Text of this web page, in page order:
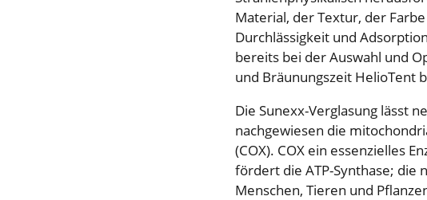
Material, der Textur, der
Durchlässigkeit und
bereits bei der Auswahl und
und Bräunungszeit HelioTent
Die Sunexx-Verglasung lässt
nachgewiesen die
(COX). COX ein essenzielles
fördert die ATP-Synthase; die
Menschen, Tieren und